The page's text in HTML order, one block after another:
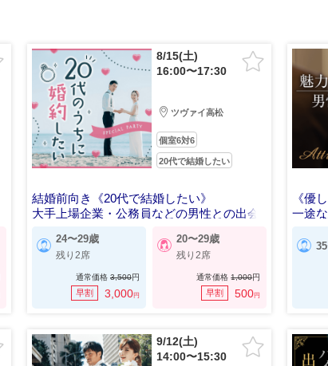
8/15(土)
16:00〜17:30
ツヴァイ高松
個室6対6
20代で結婚したい
結婚前向き《20代で結婚したい》
大手上場企業・公務員などの男性との出会
24〜29歳
残り2席
通常価格 3,500円
早割 3,000円
20〜29歳
残り2席
通常価格1,000円
早割 500円
《優
一途
9/12(土)
14:00〜15:30